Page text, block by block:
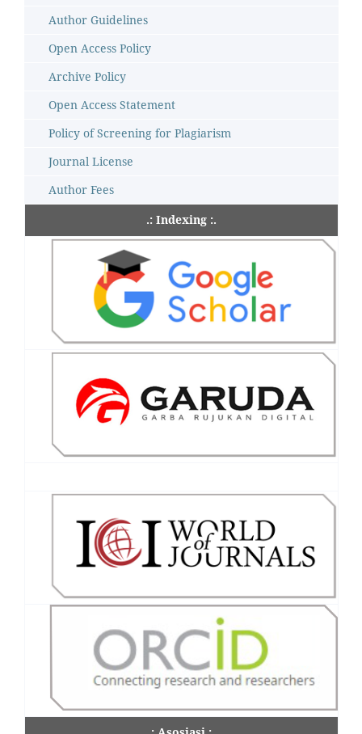
Author Guidelines
Open Access Policy
Archive Policy
Open Access Statement
Policy of Screening for Plagiarism
Journal License
Author Fees
.: Indexing :.